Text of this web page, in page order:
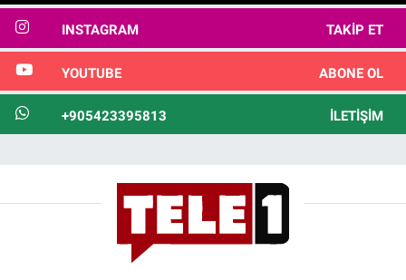
INSTAGRAM TAKIP ET
YOUTUBE ABONE OL
+905423395813 İLETIŞIM